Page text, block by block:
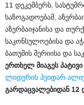
11 დეკემბერს,
საზოგადოებამ,
აზერბაიჯანისა და
საკონსულოებისა და
ბათუმის მერიისა და
ერთხელ მიაგეს პატივი
ლიდერის ჰეიდარ
გარდაცვალებიდან 12